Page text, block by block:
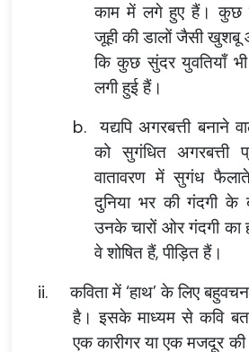
काम में लगे हुए हैं। कुछ
जूही की डालों जैसी
कि कुछ सुंदर युवतियाँ भी
लगी हुई हैं।
b.
यद्यपि अगरबत्ती बनाने
को सुगंधित
वातावरण में सुगंध
दुनिया भर की गंदगी के
उनके चारों ओर गंदगी का
वे शोषित हैं, पीड़ित हैं।
ii.
कविता में ‘हाथ’ के लिए
है। इसके माध्यम से कवि
एक कारीगर या एक मजदूर की